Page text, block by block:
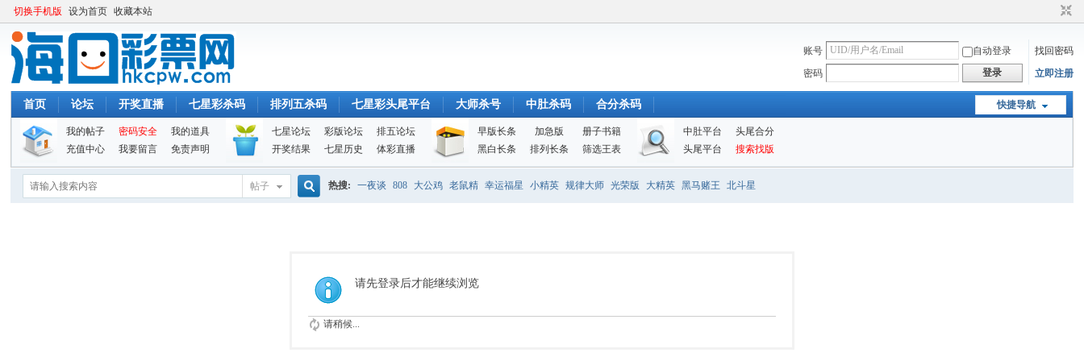
切换手机版 设为首页 收藏本站
账号 自动登录
找回密码
密码
登录 立即注册
快捷导航
首页 论坛 开奖直播 七星彩杀码 排列五杀码 七星彩头尾平台 大师杀号 中肚杀码 合分杀码
我的帖子 密码安全
我的道具
充值中心
我要留言 免责声明
七星论坛 彩版论坛
排五论坛
开奖结果
七星历史 体彩直播
早版长条 加急版
册子书籍
黑白长条
排列长条 筛选王表
中肚平台
头尾合分
头尾平台
搜索找版
帖子 热搜: 一夜谈 808 大公鸡 老鼠精 幸运福星 小精英 规律大师 光荣版 大精英 黑马赌王 北斗星
请先登录后才能继续浏览
请稍候...